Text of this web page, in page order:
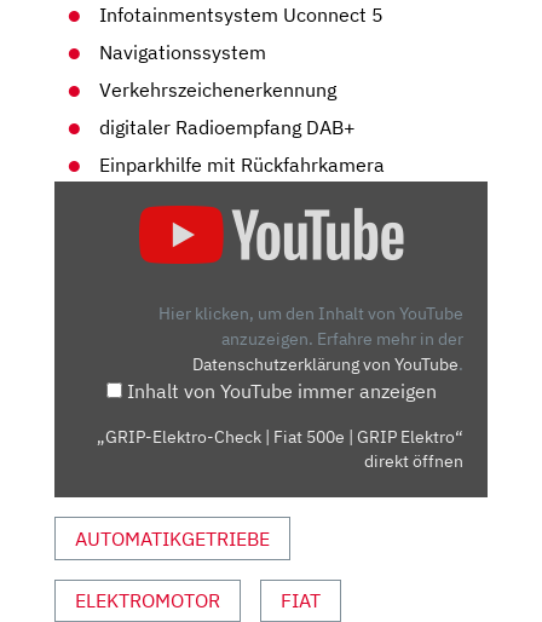
Infotainmentsystem Uconnect 5
Navigationssystem
Verkehrszeichenerkennung
digitaler Radioempfang DAB+
Einparkhilfe mit Rückfahrkamera
ELEKTRO-
ELEKTRO“
ANZEIGEN
Hier klicken, um den Inhalt von YouTube
anzuzeigen. Erfahre mehr in der
Datenschutzerklärung von YouTube.
Inhalt von YouTube immer anzeigen
„GRIP-Elektro-Check | Fiat 500e | GRIP Elektro“
direkt öffnen
AUTOMATIKGETRIEBE
ELEKTROMOTOR FIAT